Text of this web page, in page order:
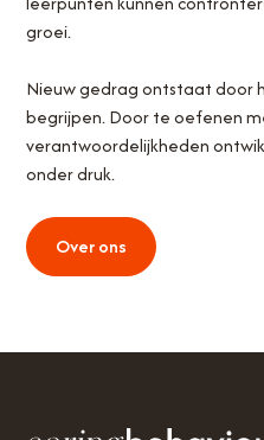
groei.
Nieuw gedrag ontstaat door
begrijpen. Door te oefenen
verantwoordelijkheden
onder druk.
Over ons